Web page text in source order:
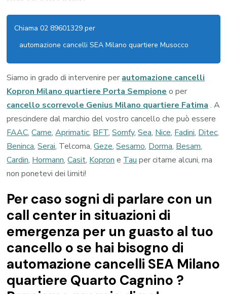
Chiama 02 89601329 per
automazione cancelli SEA Milano quartiere Musocco
Siamo in grado di intervenire per automazione cancelli
Kopron Milano quartiere Porta Sempione o per
cancello scorrevole Genius Milano quartiere Fatima . A
prescindere dal marchio del vostro cancello che può essere
FAAC,Came,Aprimatic, BFT,Somfy,Sea, Nice, Fadini, Ditec,
Beninca,Serai, Telcoma,Geze,Sesamo, Dorma, Besam,
Cardin, Hormann,Casit, Kopron e Tau per citarne alcuni, ma
non ponetevi dei limiti!
Per caso sogni di parlare con un
call center in situazioni di
emergenza per un guasto al tuo
cancello o se hai bisogno di
automazione cancelli SEA Milano
quartiere Quarto Cagnino ?